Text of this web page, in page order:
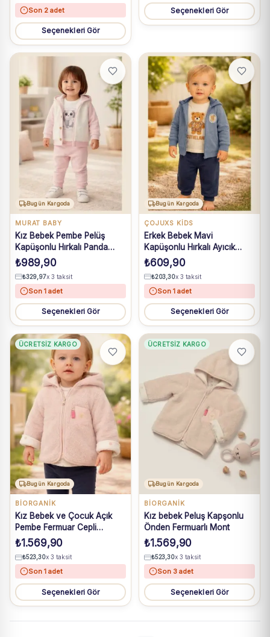
Son 2 adet
Seçenekleri Gör
Seçenekleri Gör
Bugün Kargoda
MURAT BABY
Kız Bebek Pembe Pelüş
Kapüşonlu Hırkalı Panda
Baskılı Takım 9-24 Ay
₺989,90
₺329,97x 3 taksit
Son 1 adet
Seçenekleri Gör
Bugün Kargoda
ÇOJUXS KİDS
Erkek Bebek Mavi
Kapüşonlu Hırkalı Ayıcık
Baskılı 3lü Takım 6-24 Ay
₺609,90
₺203,30x 3 taksit
Son 1 adet
Seçenekleri Gör
ÜCRETSIZ KARGO
Bugün Kargoda
BIORGANIK
Kız Bebek ve Çocuk Açık
Pembe Fermuar Cepli
Kapüşonlu Peluş Mont 6 Ay-
3 Yaş
₺1.569,90
₺523,30x 3 taksit
Son 1 adet
Seçenekleri Gör
ÜCRETSIZ KARGO
Bugün Kargoda
BIORGANIK
Kız bebek Peluş Kapşonlu
Önden Fermuarlı Mont
₺1.569,90
₺523,30x 3 taksit
Son 3 adet
Seçenekleri Gör